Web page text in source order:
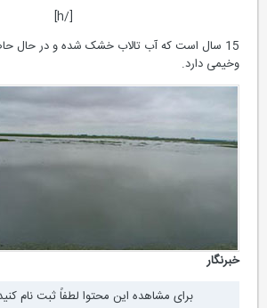
15 سال است که آب تالاب خشک شده و در حال
وخیمی دارد.
خبرنگار
برای مشاهده این محتوا لطفاً ثبت نام کنید